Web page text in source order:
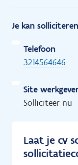
Je kan
Telefoon
3214564646
Site
Solliciteer nu
Laat je cv